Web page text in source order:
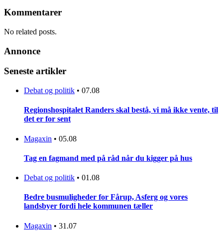
Kommentarer
No related posts.
Annonce
Seneste artikler
Debat og politik • 07.08
Regionshospitalet Randers skal bestå, vi må ikke vente, til
det er for sent
Magaxin • 05.08
Tag en fagmand med på råd når du kigger på hus
Debat og politik • 01.08
Bedre busmuligheder for Fårup, Asferg og vores
landsbyer fordi hele kommunen tæller
Magaxin • 31.07